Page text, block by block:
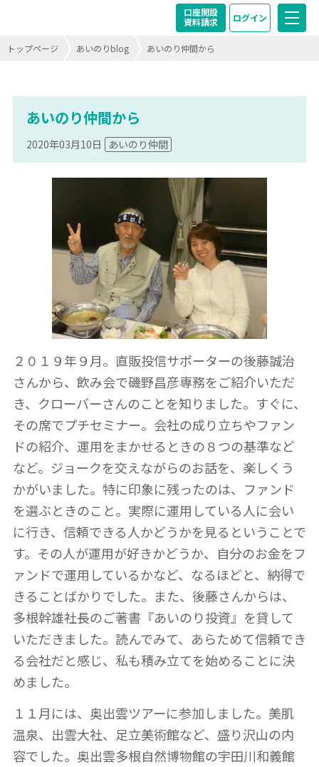
口座開設
資料請求
ログイン
トップページ あいのりblog あいのり仲間から
あいのり仲間から
2020年03月10日 あいのり仲間
２０１９年９月。直販投信サポーターの後藤誠治
さんから、飲み会で磯野昌彦専務をご紹介いただ
き、クローバーさんのことを知りました。すぐに、
その席でプチセミナー。会社の成り立ちやファン
ドの紹介、運用をまかせるときの８つの基準など
など。ジョークを交えながらのお話を、楽しくう
かがいました。特に印象に残ったのは、ファンド
を選ぶときのこと。実際に運用している人に会い
に行き、信頼できる人かどうかを見るということで
す。その人が運用が好きかどうか、自分のお金をフ
ァンドで運用しているかなど、なるほどと、納得で
きることばかりでした。また、後藤さんからは、
多根幹雄社長のご著書『あいのり投資』を貸して
いただきました。読んでみて、あらためて信頼でき
る会社だと感じ、私も積み立てを始めることに決
めました。
１１月には、奥出雲ツアーに参加しました。美肌
温泉、出雲大社、足立美術館など、盛り沢山の内
容でした。奥出雲多根自然博物館の宇田川和義館